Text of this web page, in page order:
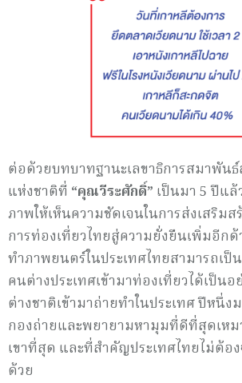
ต่อด้วยบทบาทฐานะเลขาธิการสมาพัน
แห่งชาติที่ “คุณวีระศักดิ์” เป็นมา 5 ปีแล้
ภาพให้เห็นความชัดเจนในการส่งเสริม
การท่องเที่ยวไทยสู่ความยั่งยืนเพิ่มอีก
ทำภาพยนตร์ในประเทศไทยสามารถเป็
คนต่างประเทศเข้ามาท่องเที่ยวได้เป็น
ต่างชาติเข้ามาถ่ายทำในประเทศ ปีหนึ่ง
กองถ่ายและพยายามหามุมที่ดีที่สุดเหม
เขาที่สุด และที่สำคัญประเทศไทยไม่ต้อ
ด้วย